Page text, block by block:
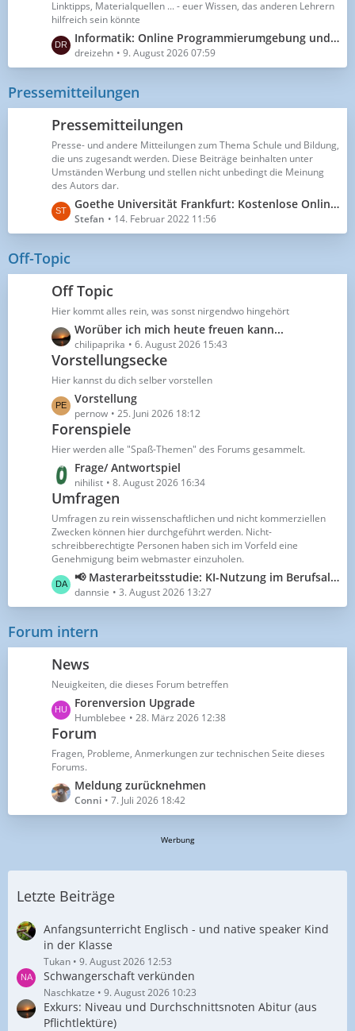
g
e
i
r
e
t
e
B
e
t
ä
g
e
Linktipps, Materialquellen ... - euer Wissen, das anderen Lehrern
hilfreich sein könnte
L
e
t
t
e
B
e
i
t
ä
Informatik: Online Programmierumgebung und Buch
dreizehn 9. August 2026 07:59
Pressemitteilungen
Pressemitteilungen
Presse- und andere Mitteilungen zum Thema Schule und Bildung,
die uns zugesandt werden. Diese Beiträge beinhalten unter
Umständen Werbung und stellen nicht unbedingt die Meinung
des Autors dar.
L
e
t
t
e
B
e
i
t
r
ä
g
e
Goethe Universität Frankfurt: Kostenlose Online-Fortbildung zu digitalen Medien im Unterricht
Stefan 14. Februar 2022 11:56
Off-Topic
Off Topic
Hier kommt alles rein, was sonst nirgendwo hingehört
L
e
t
z
e
B
i
ä
g
e
Worüber ich mich heute freuen kann...
chilipaprika 6. August 2026 15:43
Vorstellungsecke
Hier kannst du dich selber vorstellen
L
e
t
z
e
B
i
t
r
ä
g
e
Vorstellung
pernow 25. Juni 2026 18:12
Forenspiele
Hier werden alle "Spaß-Themen" des Forums gesammelt.
L
e
t
z
t
e
B
e
i
t
r
ä
g
e
Frage/ Antwortspiel
nihilist 8. August 2026 16:34
Umfragen
Umfragen zu rein wissenschaftlichen und nicht kommerziellen
Zwecken können hier durchgeführt werden. Nicht-
schreibberechtigte Personen haben sich im Vorfeld eine
Genehmigung beim webmaster einzuholen.
L
e
t
t
e
B
e
i
t
r
ä
g
e
📢 Masterarbeitsstudie: KI-Nutzung im Berufsalltag einer Lehrkraft (NRW/Gesamtschule)
dannsie 3. August 2026 13:27
Forum intern
News
Neuigkeiten, die dieses Forum betreffen
L
e
t
z
t
e
B
e
g
Forenversion Upgrade
Humblebee 28. März 2026 12:38
Forum
Fragen, Probleme, Anmerkungen zur technischen Seite dieses
Forums.
L
e
t
e
t
r
ä
g
e
Meldung zurücknehmen
Conni 7. Juli 2026 18:42
Werbung
Letzte Beiträge
Anfangsunterricht Englisch - und native speaker Kind
in der Klasse
Tukan 9. August 2026 12:53
Schwangerschaft verkünden
Naschkatze 9. August 2026 10:23
Exkurs: Niveau und Durchschnittsnoten Abitur (aus
Pflichtlektüre)